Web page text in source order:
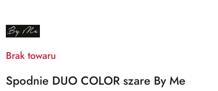
NAZWA
PRODUCENTA:
Brak towaru
Spodnie DUO COLOR szare By Me